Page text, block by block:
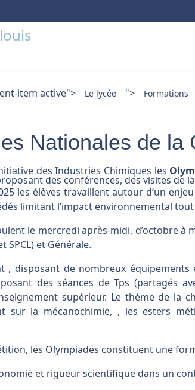
item active"> Le lycée "> Formations
Nationales de la
des Industries Chimiques les
des conférences, des visites de
les élèves travaillent autour d’un
limitant l’impact environnemental
le mercredi après-midi, d’octobre à
SPCL) et Générale.
, disposant de nombreux
des séances de Tps (partagés
supérieur. Le thème de la
sur la mécanochimie, , les esters
les Olympiades constituent une
et rigueur scientifique dans un